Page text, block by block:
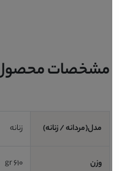
مشخصات محصول
مدل(مردانه / زنانه) زنانه
وزن 610 gr